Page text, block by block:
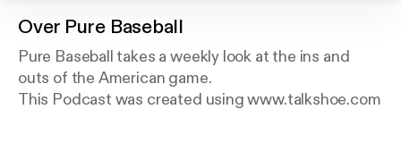
Over Pure Baseball
Pure Baseball takes a weekly look at the ins and
outs of the American game.
This Podcast was created using www.talkshoe.com